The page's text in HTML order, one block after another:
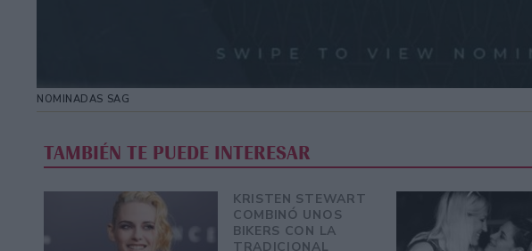
NOMINADAS SAG
TAMBIÉN TE PUEDE INTERESAR
KRISTEN STEWART
COMBINÓ UNOS
BIKERS CON LA
TRADICIONAL